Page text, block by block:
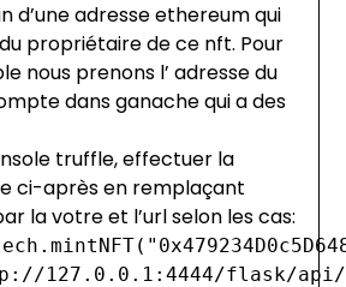
d’une adresse ethereum qui
propriétaire de ce nft. Pour
nous prenons l’ adresse du
dans ganache qui a des
truffle, effectuer la
ci-après en remplaçant
la votre et l’url selon les cas:
127.0.0.1:4444/flask/